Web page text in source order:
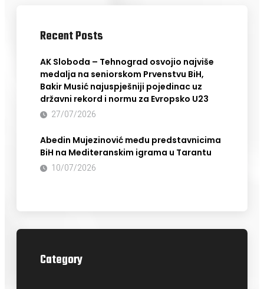
Recent Posts
AK Sloboda – Tehnograd osvojio najviše
medalja na seniorskom Prvenstvu BiH,
Bakir Musić najuspješniji pojedinac uz
državni rekord i normu za Evropsko U23
27/07/2026
Abedin Mujezinović među predstavnicima
BiH na Mediteranskim igrama u Tarantu
10/07/2026
Category